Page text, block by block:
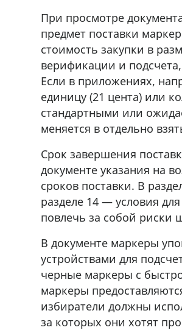
При просмотре
предмет поставки
стоимость закупки в
верификации и
Если в приложениях,
единицу (21 цента) или
стандартными или
меняется в отдельно
Срок завершения
документе указания на
сроков поставки. В
разделе 14 — условия
повлечь за собой риски
В документе маркеры
устройствами для
черные маркеры с
маркеры
избиратели должны
за которых они хотят